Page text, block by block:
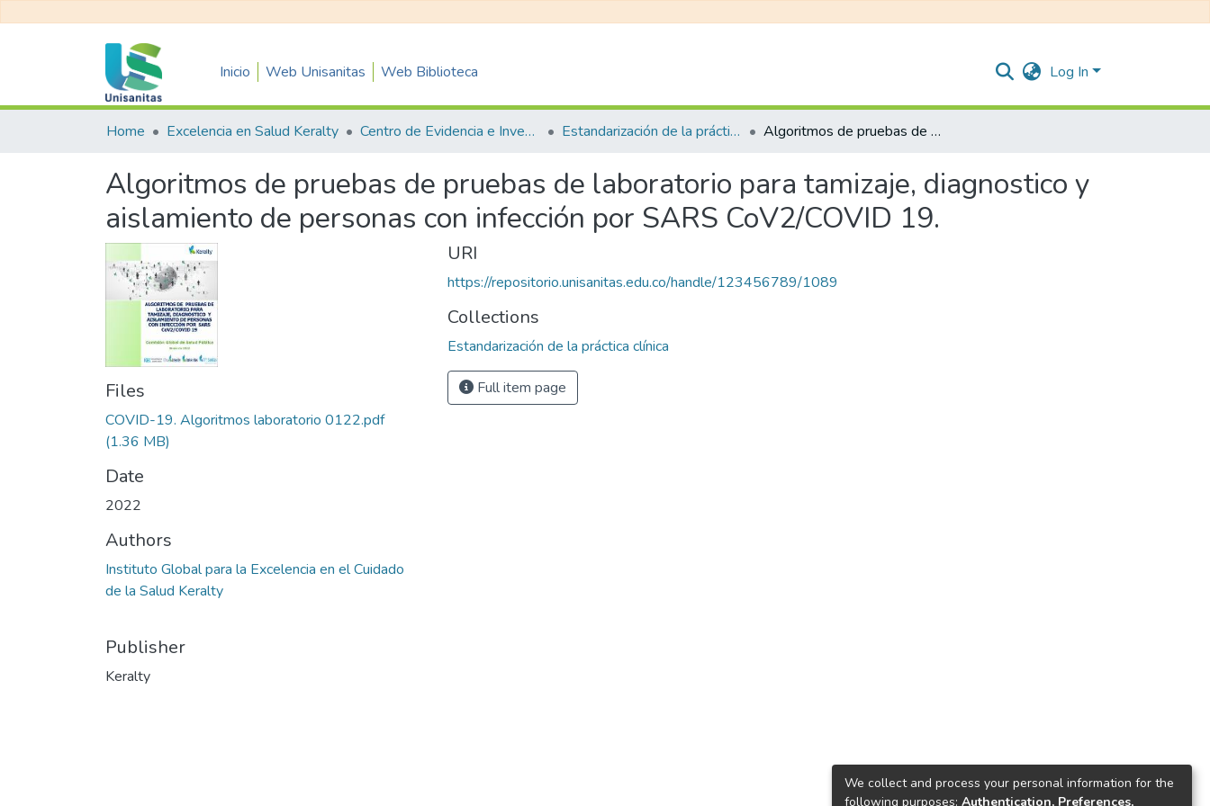
Inicio Web Unisanitas Web Biblioteca Log In
Home Excelencia en Salud Keralty Centro de Evidencia e Investigación para las Decisiones en Salud – CEIDS Estandarización de la práctica clínica Algoritmos de pruebas de pruebas de laboratorio para tamizaje, diagnostico y aislamiento de personas con infección por SARS CoV2/COVID 19.
Algoritmos de pruebas de pruebas de laboratorio para tamizaje, diagnostico y
aislamiento de personas con infección por SARS CoV2/COVID 19.
Files
COVID-19. Algoritmos laboratorio 0122.pdf
(1.36 MB)
Date
2022
Authors
Instituto Global para la Excelencia en el Cuidado
de la Salud Keralty
Publisher
Keralty
URI
https://repositorio.unisanitas.edu.co/handle/123456789/1089
Collections
Estandarización de la práctica clínica
Full item page
We collect and process your personal information for the
following purposes: Authentication, Preferences,